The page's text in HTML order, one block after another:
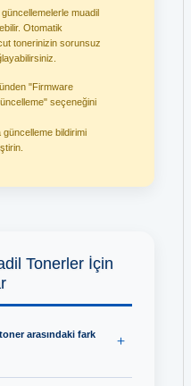
güncellemelerle muadil
Otomatik
tonerinizin sorunsuz
"Firmware
seçeneğini
bildirimi
Tonerler İçin
arasındaki fark